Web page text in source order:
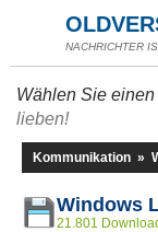
NACHRICHTER
Wählen Sie
lieben!
Kommunikation »
Windows
21.801